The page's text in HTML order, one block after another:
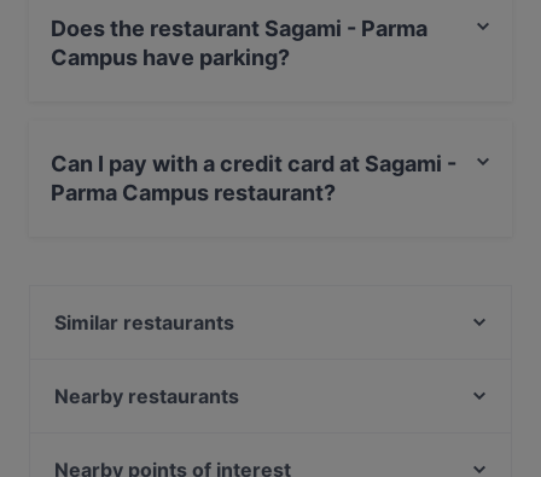
Does the restaurant Sagami - Parma
Campus have parking?
Can I pay with a credit card at Sagami -
Parma Campus restaurant?
Similar restaurants
Da Me Ristorante Pizzeria
Nearby restaurants
Tana del Luppolo
Nearby points of interest